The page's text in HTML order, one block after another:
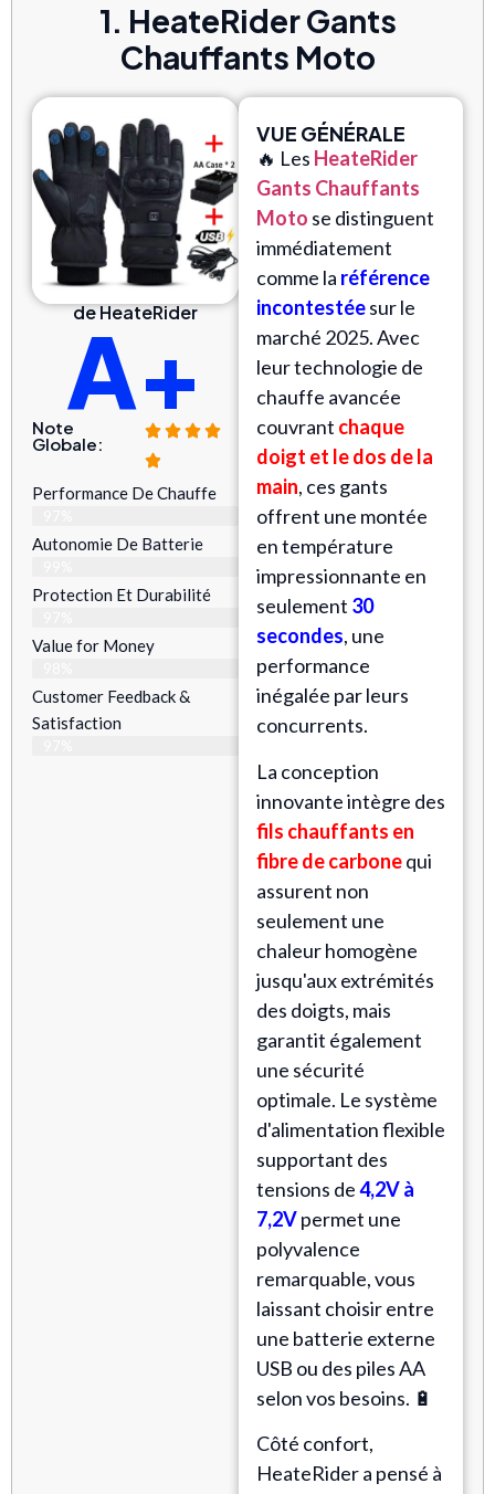
1. HeateRider Gants
Chauffants Moto
de HeateRider
A+
Note
Globale:
Performance De Chauffe
Autonomie De Batterie
Protection Et Durabilité
Value for Money
Customer Feedback &
Satisfaction​
VUE GÉNÉRALE
🔥 Les HeateRider
Gants Chauffants
Moto se distinguent
immédiatement
comme la référence
incontestéesur le
marché 2025. Avec
leur technologie de
chauffe avancée
couvrant chaque
doigt et le dos de la
main, ces gants
offrent une montée
en température
impressionnante en
seulement 30
secondes, une
performance
inégalée par leurs
concurrents.
La conception
innovante intègre des
fils chauffants en
fibre de carbonequi
assurent non
seulement une
chaleur homogène
jusqu'aux extrémités
des doigts, mais
garantit également
une sécurité
optimale. Le système
d'alimentation flexible
supportant des
tensions de4,2V à
7,2Vpermet une
polyvalence
remarquable, vous
laissant choisir entre
une batterie externe
USB ou des piles AA
selon vos besoins. 🔋
Côté confort,
HeateRider a pensé à